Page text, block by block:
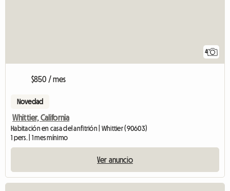
4
$850 / mes
Novedad
Whittier, California
Habitación en casa del anfitrión | Whittier (90603)
1 pers. | 1 mes mínimo
Ver anuncio